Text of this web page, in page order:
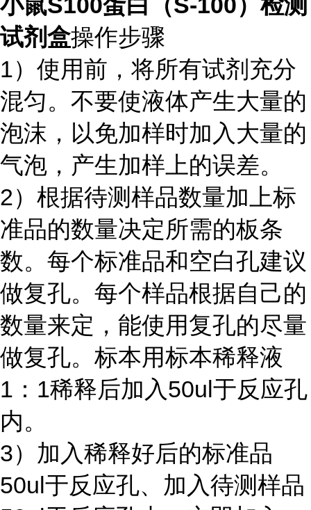
试剂盒操作步骤
1）使用前，将所有试剂充分
混匀。不要使液体产生大量的
泡沫，以免加样时加入大量的
气泡，产生加样上的误差。
2）根据待测样品数量加上标
准品的数量决定所需的板条
数。每个标准品和空白孔建议
做复孔。每个样品根据自己的
数量来定，能使用复孔的尽量
做复孔。标本用标本稀释液
1：1稀释后加入50ul于反应孔
内。
3）加入稀释好后的标准品
50ul于反应孔、加入待测样品